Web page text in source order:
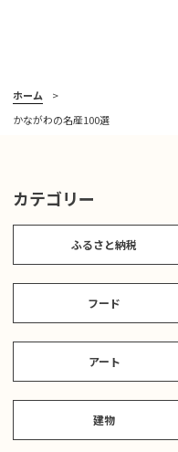
ホーム
かながわの名産100選
カテゴリー
ふるさと納税
フード
アート
建物